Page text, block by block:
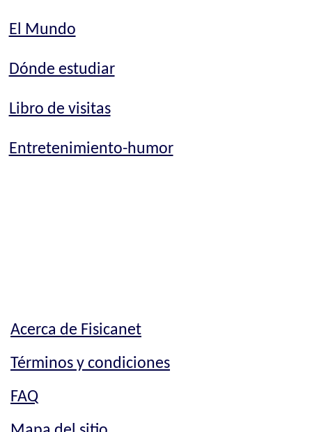
El Mundo
Dónde estudiar
Libro de visitas
Entretenimiento-humor
Acerca de Fisicanet
Términos y condiciones
FAQ